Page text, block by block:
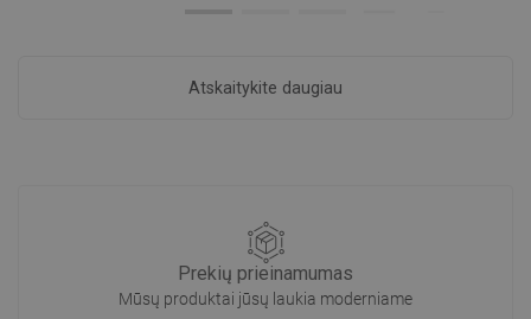
Atskaitykite daugiau
Prekių prieinamumas
Mūsų produktai jūsų laukia moderniame